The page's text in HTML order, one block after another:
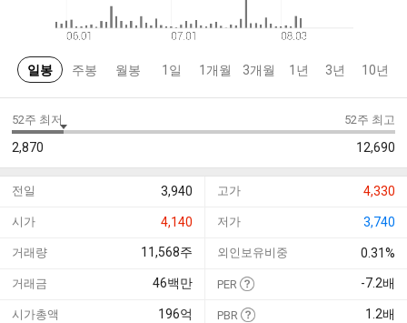
일봉 주봉 월봉 1일 1개월 3개월 1년 3년 10년
52주 최저
2,870
52주 최고
12,690
전일 3,940 고가 4,330
시가 4,140 저가 3,740
거래량 11,568주 외인보유비중 0.31%
거래금 46백만 PER -7.2배
시가총액 196억 PBR 1.2배